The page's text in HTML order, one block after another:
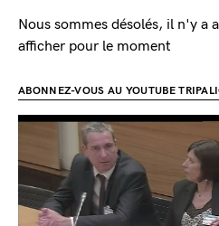
Nous sommes désolés, il n'y a
afficher pour le moment
ABONNEZ-VOUS AU YOUTUBE